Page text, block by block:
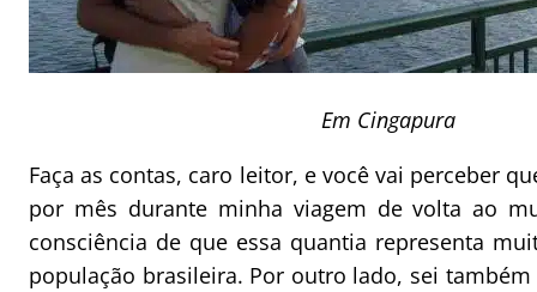
Em Cingapura
Faça as contas, caro leitor, e você vai perceber
por mês durante minha viagem de volta ao
consciência de que essa quantia representa
população brasileira. Por outro lado, sei